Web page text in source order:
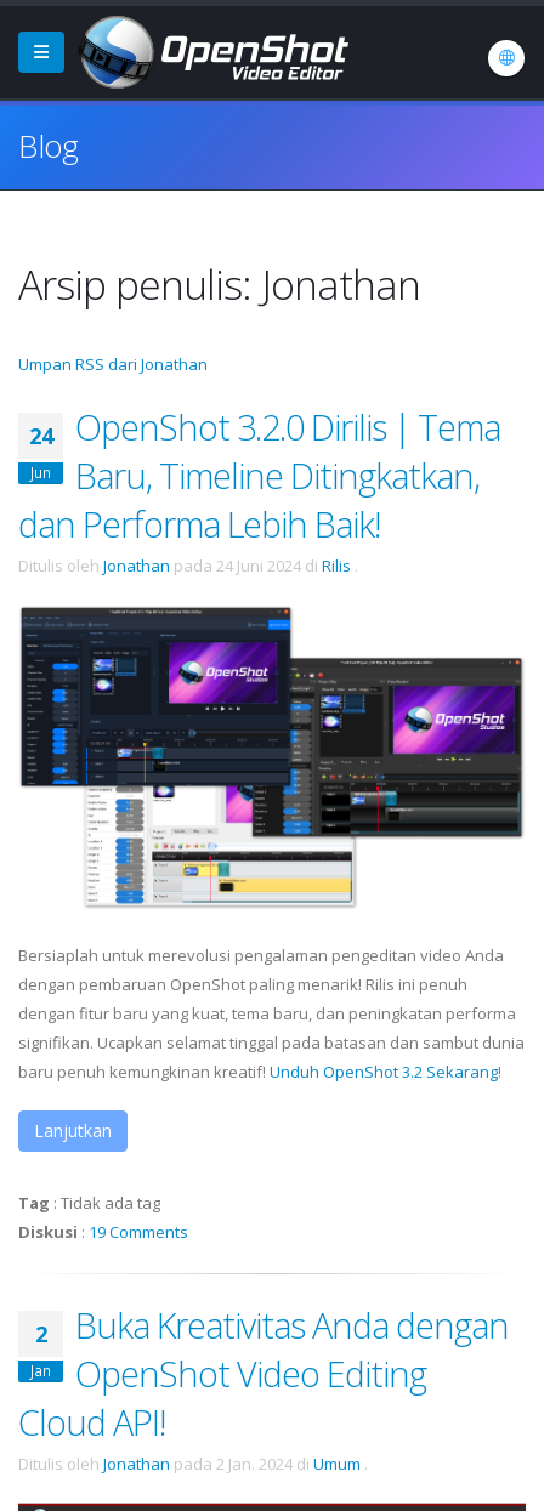
Blog
Arsip penulis: Jonathan
Umpan RSS dari Jonathan
24
Jun
OpenShot 3.2.0 Dirilis | Tema
Baru, Timeline Ditingkatkan,
dan Performa Lebih Baik!
Ditulis oleh Jonathan pada 24 Juni 2024 di Rilis .
Bersiaplah untuk merevolusi pengalaman pengeditan video Anda
dengan pembaruan OpenShot paling menarik! Rilis ini penuh
dengan fitur baru yang kuat, tema baru, dan peningkatan performa
signifikan. Ucapkan selamat tinggal pada batasan dan sambut dunia
baru penuh kemungkinan kreatif! Unduh OpenShot 3.2 Sekarang!
Lanjutkan
Tag : Tidak ada tag
Diskusi : 19 Comments
2
Jan
Buka Kreativitas Anda dengan
OpenShot Video Editing
Cloud API!
Ditulis oleh Jonathan pada 2 Jan. 2024 di Umum .